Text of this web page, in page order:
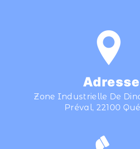
Adresse
Zone Industrielle De
Préval, 22100